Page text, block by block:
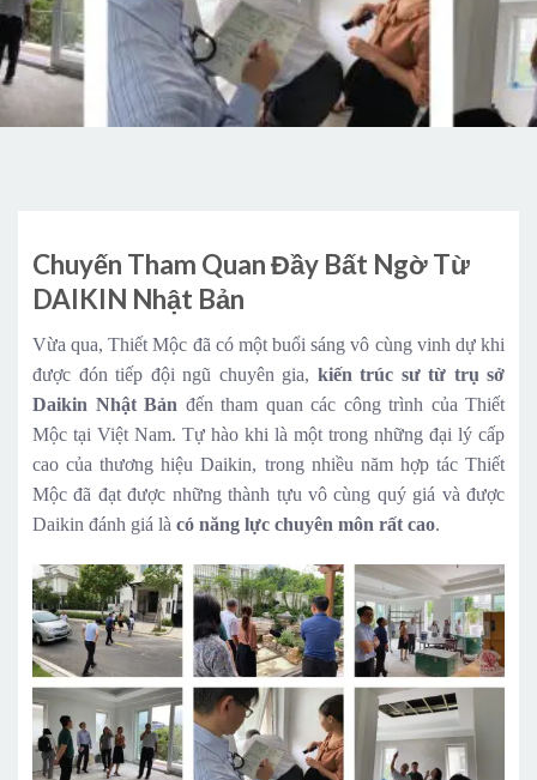
Chuyến Tham Quan Đầy Bất Ngờ Từ
DAIKIN Nhật Bản
Vừa qua, Thiết Mộc đã có một buổi sáng vô cùng vinh dự khi
được đón tiếp đội ngũ chuyên gia, kiến trúc sư từ trụ sở
Daikin Nhật Bản đến tham quan các công trình của Thiết
Mộc tại Việt Nam. Tự hào khi là một trong những đại lý cấp
cao của thương hiệu Daikin, trong nhiều năm hợp tác Thiết
Mộc đã đạt được những thành tựu vô cùng quý giá và được
Daikin đánh giá là có năng lực chuyên môn rất cao.